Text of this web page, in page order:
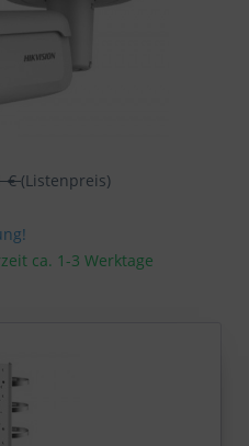
€(Listenpreis)
ca. 1-3 Werktage